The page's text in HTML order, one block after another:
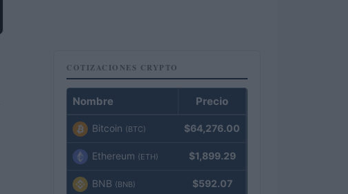
COTIZACIONES CRYPTO
Nombre Precio
Bitcoin (BTC) $64,276.00
Ethereum (ETH) $1,899.29
BNB (BNB) $592.07